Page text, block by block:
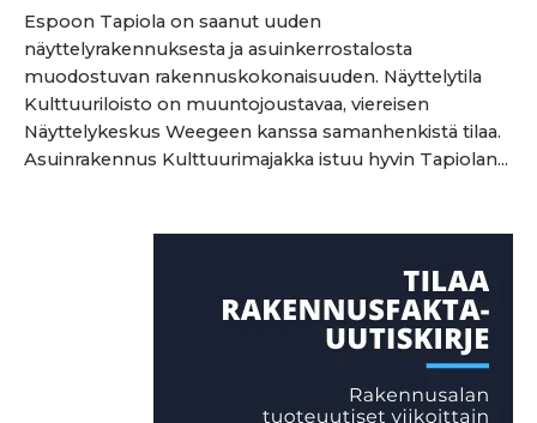
Espoon Tapiola on saanut uuden
näyttelyrakennuksesta ja asuinkerrostalosta
muodostuvan rakennuskokonaisuuden. Näyttelytila
Kulttuuriloisto on muuntojoustavaa, viereisen
Näyttelykeskus Weegeen kanssa samanhenkistä tilaa.
Asuinrakennus Kulttuurimajakka istuu hyvin Tapiolan...